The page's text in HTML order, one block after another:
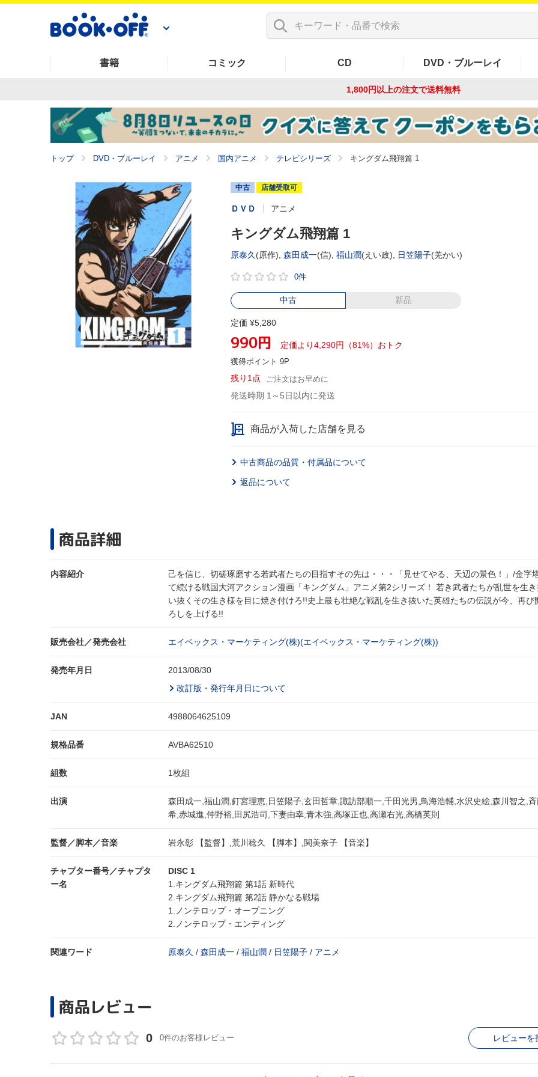
書籍 コミック CD DVD・ブルーレイ
1,800円以上の注文で送料無料
トップ DVD・ブルーレイ アニメ 国内アニメ テレビシリーズ キングダム飛翔篇 1
中古 店舗受取可
ＤＶＤ アニメ
キングダム飛翔篇 1
原泰久 (原作), 森田成一(信), 福山潤(えい政), 日笠陽子(羌かい)
0件
中古 新品
定価 ¥5,280
990円 定価より4,290円（81%）おトク
獲得ポイント 9P
残り1点 ご注文はお早めに
発送時期 1～5日以内に発送
商品が入荷した店舗を見る
中古商品の品質・付属品について
返品について
商品詳細
内容紹介
己を信じ、切磋琢磨する若武者たちの目指すその先は・・・「見せてやる、天辺の景色！」/金字
て続ける戦国大河アクション漫画「キングダム」アニメ第2シリーズ！ 若き武者たちが乱世を生
い抜くその生き様を目に焼き付けろ!!史上最も壮絶な戦乱を生き抜いた英雄たちの伝説が今、再び
ろしを上げる!!
販売会社／発売会社 エイベックス・マーケティング(株)(エイベックス・マーケティング(株))
発売年月日
2013/08/30
改訂版・発行年月日について
JAN 4988064625109
規格品番 AVBA62510
組数 1枚組
出演
森田成一,福山潤,釘宮理恵,日笠陽子,玄田哲章,諏訪部順一,千田光男,鳥海浩輔,水沢史絵,森川智之,
希,赤城進,仲野裕,田尻浩司,下妻由幸,青木強,高塚正也,高瀬右光,高橋英則
監督／脚本／音楽 岩永彰 【監督】,荒川稔久 【脚本】,関美奈子 【音楽】
チャプター番号／チャプタ
ー名
DISC 1
1.キングダム飛翔篇 第1話 新時代
2.キングダム飛翔篇 第2話 静かなる戦場
1.ノンテロップ・オープニング
2.ノンテロップ・エンディング
関連ワード 原泰久 / 森田成一 / 福山潤 / 日笠陽子 / アニメ
商品レビュー
0 0件のお客様レビュー レビューを